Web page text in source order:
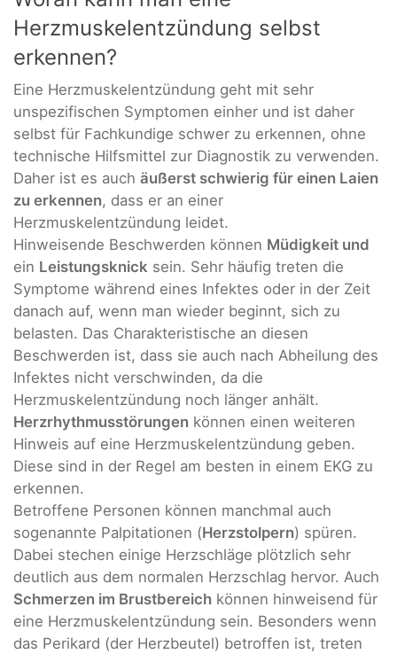
Herzmuskelentzündung selbst
erkennen?
Eine Herzmuskelentzündung geht mit sehr
unspezifischen Symptomen einher und ist daher
selbst für Fachkundige schwer zu erkennen, ohne
technische Hilfsmittel zur Diagnostik zu verwenden.
Daher ist es auch äußerst schwierig für einen Laien
zu erkennen, dass er an einer
Herzmuskelentzündung leidet.
Hinweisende Beschwerden können Müdigkeit und
ein Leistungsknick sein. Sehr häufig treten die
Symptome während eines Infektes oder in der Zeit
danach auf, wenn man wieder beginnt, sich zu
belasten. Das Charakteristische an diesen
Beschwerden ist, dass sie auch nach Abheilung des
Infektes nicht verschwinden, da die
Herzmuskelentzündung noch länger anhält.
Herzrhythmusstörungen können einen weiteren
Hinweis auf eine Herzmuskelentzündung geben.
Diese sind in der Regel am besten in einem EKG zu
erkennen.
Betroffene Personen können manchmal auch
sogenannte Palpitationen (Herzstolpern) spüren.
Dabei stechen einige Herzschläge plötzlich sehr
deutlich aus dem normalen Herzschlag hervor. Auch
Schmerzen im Brustbereich können hinweisend für
eine Herzmuskelentzündung sein. Besonders wenn
das Perikard (der Herzbeutel) betroffen ist, treten